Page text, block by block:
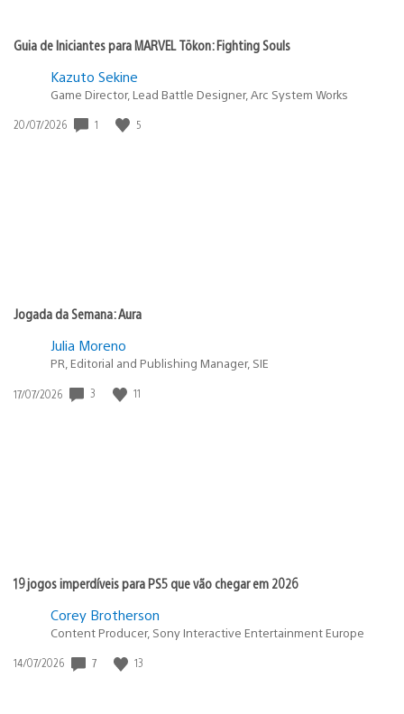
Guia de Iniciantes para MARVEL Tōkon: Fighting Souls
Kazuto Sekine
Game Director, Lead Battle Designer, Arc System Works
Data
20/07/2026 1 5
Jogada da Semana: Aura
Julia Moreno
PR, Editorial and Publishing Manager, SIE
Data
17/07/2026 3 11
19 jogos imperdíveis para PS5 que vão chegar em 2026
Corey Brotherson
Content Producer, Sony Interactive Entertainment Europe
Data
14/07/2026 7 13